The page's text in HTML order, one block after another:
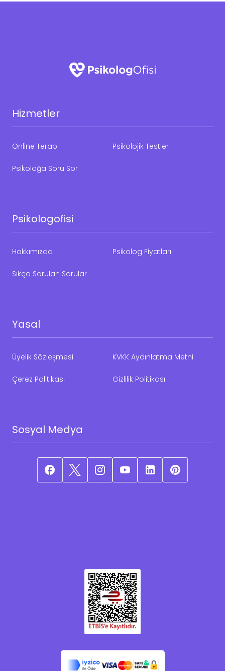
Hizmetler
Online Terapi Psikolojik Testler
Psikoloğa Soru Sor
Psikologofisi
Hakkımızda Psikolog Fiyatları
Sıkça Sorulan Sorular
Yasal
Üyelik Sözleşmesi KVKK Aydınlatma Metni
Çerez Politikası Gizlilik Politikası
Sosyal Medya